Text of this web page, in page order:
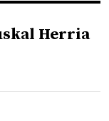
Herria